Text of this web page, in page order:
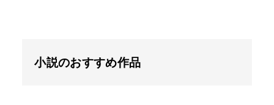
小説のおすすめ作品